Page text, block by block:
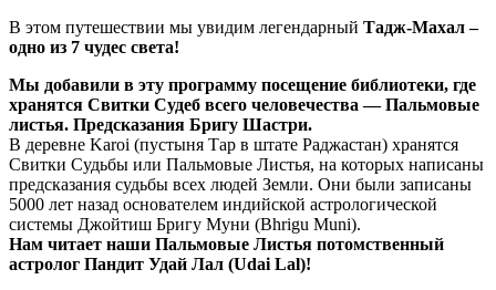
В этом путешествии мы увидим легендарный Тадж-Махал –
одно из 7 чудес света!
Мы добавили в эту программу посещение библиотеки, где
хранятся Свитки Судеб всего человечества — Пальмовые
листья. Предсказания Бригу Шастри.
В деревне Karoi (пустыня Тар в штате Раджастан) хранятся
Свитки Судьбы или Пальмовые Листья, на которых написаны
предсказания судьбы всех людей Земли. Они были записаны
5000 лет назад основателем индийской астрологической
системы Джойтиш Бригу Муни (Bhrigu Muni).
Нам читает наши Пальмовые Листья потомственный
астролог Пандит Удай Лал (Udai Lal)!